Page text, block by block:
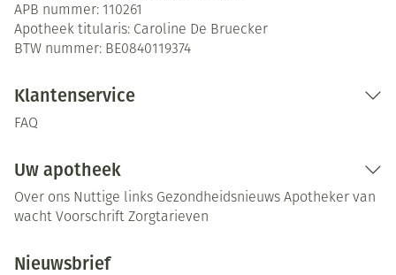
APB nummer: 110261
Apotheek titularis: Caroline De Bruecker
BTW nummer: BE0840119374
Klantenservice
FAQ
Uw apotheek
Over ons Nuttige links Gezondheidsnieuws Apotheker van
wacht Voorschrift Zorgtarieven
Nieuwsbrief